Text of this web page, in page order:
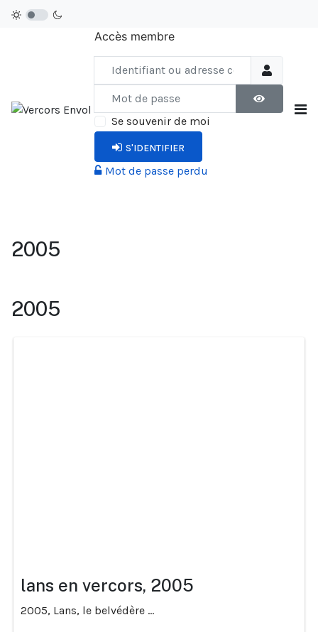
Accès membre
Identifiant ou adresse courriel
Mot de passe
AFFICHER
Se souvenir de moi
S'IDENTIFIER
Mot de passe perdu
2005
2005
lans en vercors, 2005
2005, Lans, le belvédère ...